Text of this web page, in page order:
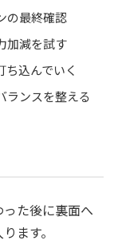
の最終確認
加減を試す
ち込んでいく
ランスを整える
た後に裏面へ
ます。